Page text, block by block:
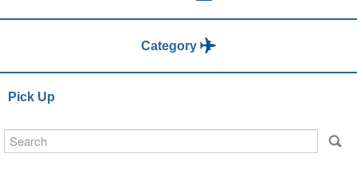
Category
Pick Up